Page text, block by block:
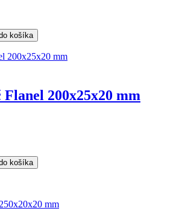
košíka
200x25x20 mm
košíka